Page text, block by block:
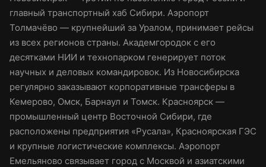
главный транспортный хаб Сибири. Аэропорт
Толмачёво — крупнейший за Уралом, принимает рейсы
из всех регионов страны. Академгородок с его
десятками НИИ и технопарком генерирует поток
научных и деловых командировок. Из Новосибирска
регулярно заказывают корпоративные трансферы в
Кемерово, Омск, Барнаул и Томск. Красноярск —
промышленный центр Восточной Сибири, где
расположены предприятия «Русала», Красноярская ГЭС
и крупные логистические комплексы. Аэропорт
Емельяново связывает город с Москвой и азиатскими